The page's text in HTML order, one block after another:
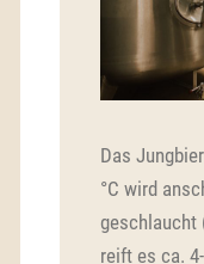
Das
°C wird
geschlaucht
reift es ca.